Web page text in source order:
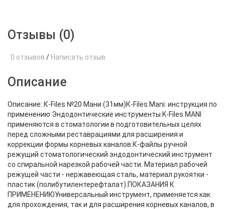
Отзывы (0)
0 отзывов / Написать отзыв
Описание
Описание: К-Files №20 Мани (31мм)К-Files Mani: инструкция по
применению Эндодонтические инструменты K-Files MANI
применяются в стоматологии в подготовительных целях
перед сложными реставрациями для расширения и
коррекции формы корневых каналов.К-файлы ручной
режущий стоматологический эндодонтический инструмент
со спиральной нарезкой рабочей части. Материал рабочей
режущей части - нержавеющая сталь, материал рукоятки -
пластик (полибутилентерефталат).ПОКАЗАНИЯ К
ПРИМЕНЕНИЮУниверсальный инструмент, применяется как
для прохождения, так и для расширения корневых каналов, в